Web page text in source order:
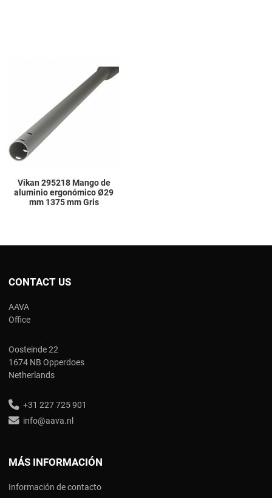
Vikan 295218 Mango de
aluminio ergonómico Ø29
mm 1375 mm Gris
CONTACT US
AAVA
Office
Oosteinde 22
1674 NB Opperdoes
Netherlands
+31 227 725 901
info@aava.nl
MÁS INFORMACIÓN
Información de contacto